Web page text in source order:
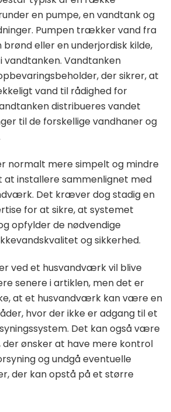
en pumpe, en vandtank og
Pumpen trækker vand fra
brønd eller en underjordisk kilde,
vandtanken. Vandtanken
der sikrer, at
vand til rådighed for
distribueres vandet
til de forskellige vandhaner og
normalt mere simpelt og mindre
at installere sammenlignet med
Det kræver dog stadig en
for at sikre, at systemet
opfylder de nødvendige
og sikkerhed.
ved et husvandværk vil blive
senere i artiklen, men det er
at et husvandværk kan være en
hvor der ikke er adgang til et
Det kan også være
ønsker at have mere kontrol
og undgå eventuelle
der kan opstå på et større